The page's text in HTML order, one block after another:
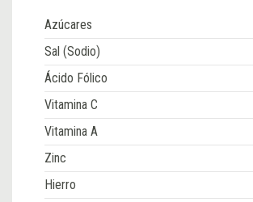
Azúcares
Sal (Sodio)
Ácido Fólico
Vitamina C
Vitamina A
Zinc
Hierro